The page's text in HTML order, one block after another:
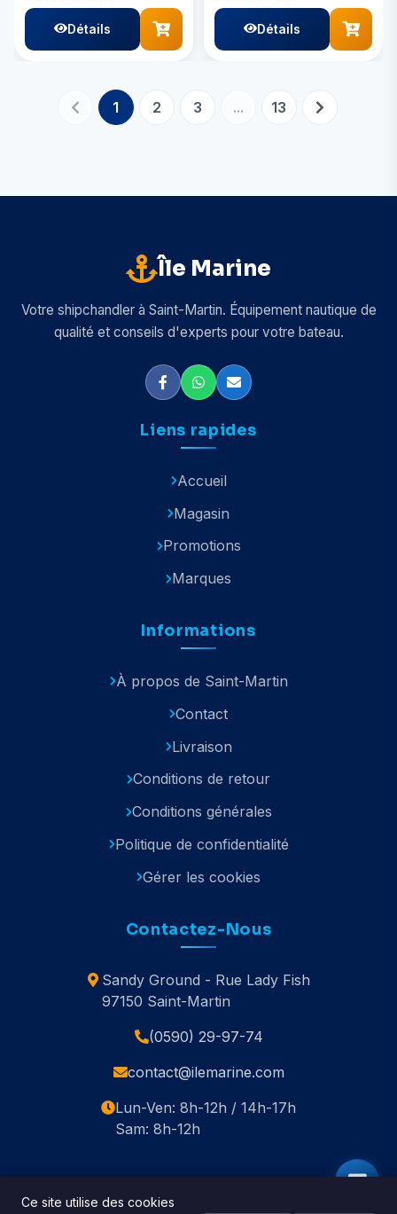
Détails Détails
1 2 3 ... 13
Île Marine
Votre shipchandler à Saint-Martin. Équipement nautique de
qualité et conseils d'experts pour votre bateau.
Liens rapides
Accueil
Magasin
Promotions
Marques
Informations
À propos de Saint-Martin
Contact
Livraison
Conditions de retour
Conditions générales
Politique de confidentialité
Gérer les cookies
Contactez-Nous
Sandy Ground - Rue Lady Fish
97150 Saint-Martin
(0590) 29-97-74
contact@ilemarine.com
Lun-Ven: 8h-12h / 14h-17h
Sam: 8h-12h
Ce site utilise des cookies